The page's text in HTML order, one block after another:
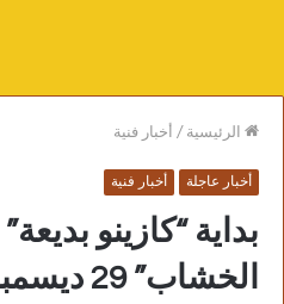
الرئيسية/أخبار فنية
أخبار عاجلة أخبار فنية
بداية “كازينو
الخشاب”